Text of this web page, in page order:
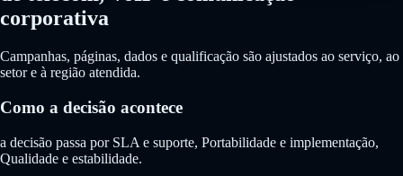
corporativa
Campanhas, páginas, dados e qualificação são ajustados ao serviço, ao
setor e à região atendida.
Como a decisão acontece
a decisão passa por SLA e suporte, Portabilidade e implementação,
Qualidade e estabilidade.